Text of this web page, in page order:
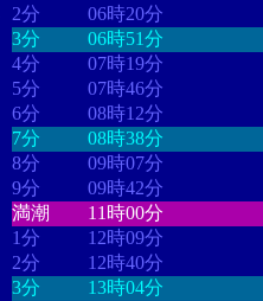
2分
06時20分
3分
06時51分
4分
07時19分
5分
07時46分
6分
08時12分
7分
08時38分
8分
09時07分
9分
09時42分
満潮
11時00分
1分
12時09分
2分
12時40分
3分
13時04分